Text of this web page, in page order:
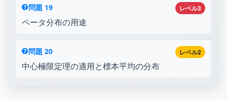
レベル3
問題 19
ベータ分布の用途
レベル2
問題 20
中心極限定理の適用と標本平均の分布